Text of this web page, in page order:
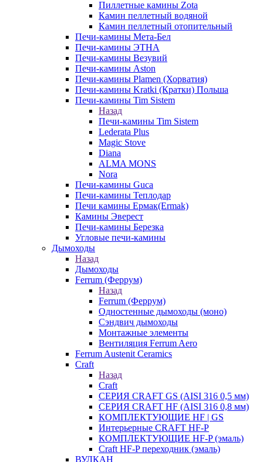
Пиллетные камины Zota
Камин пеллетный водяной
Камин пеллетный отопительный
Печи-камины Мета-Бел
Печи-камины ЭТНА
Печи-камины Везувий
Печи-камины Aston
Печи-камины Plamen (Хорватия)
Печи-камины Kratki (Кратки) Польша
Печи-камины Tim Sistem
Назад
Печи-камины Tim Sistem
Lederata Plus
Magic Stove
Diana
ALMA MONS
Nora
Печи-камины Guca
Печи-камины Теплодар
Печи камины Ермак(Ermak)
Камины Эверест
Печи-камины Березка
Угловые печи-камины
Дымоходы
Назад
Дымоходы
Ferrum (Феррум)
Назад
Ferrum (Феррум)
Одностенные дымоходы (моно)
Сэндвич дымоходы
Монтажные элементы
Вентиляция Ferrum Aero
Ferrum Austenit Ceramics
Craft
Назад
Craft
СЕРИЯ CRAFT GS (AISI 316 0,5 мм)
СЕРИЯ CRAFT HF (AISI 316 0,8 мм)
КОМПЛЕКТУЮЩИЕ HF | GS
Интерьерные CRAFT HF-P
КОМПЛЕКТУЮЩИЕ HF-P (эмаль)
Craft HF-P переходник (эмаль)
ВУЛКАН